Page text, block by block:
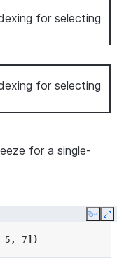
for selecting
for selecting
for a single-
Copy
5 , 7 ])